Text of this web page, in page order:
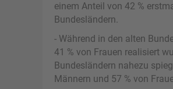
einem Anteil von 42 %
Bundesländern.
- Während in den alten
41 % von Frauen realisiert
Bundesländern nahezu
Männern und 57 % von